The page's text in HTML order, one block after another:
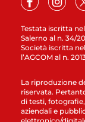
Testata iscritta
Salerno al n. 34/
Società iscritta
l’AGCOM al n.
La riproduzione
riservata.
di testi,
aziendali e